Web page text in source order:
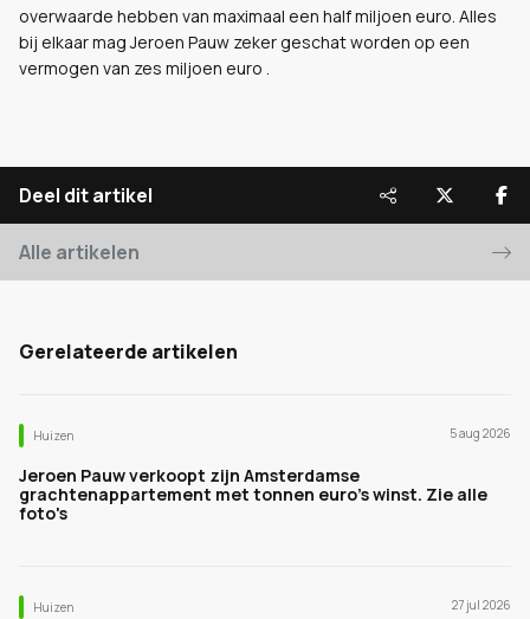
overwaarde hebben van maximaal een half miljoen euro. Alles
bij elkaar mag Jeroen Pauw zeker geschat worden op een
vermogen van zes miljoen euro .
Deel dit artikel
Alle artikelen
Gerelateerde artikelen
Huizen 5 aug 2026
Jeroen Pauw verkoopt zijn Amsterdamse
grachtenappartement met tonnen euro's winst. Zie alle
foto's
Huizen 27 jul 2026